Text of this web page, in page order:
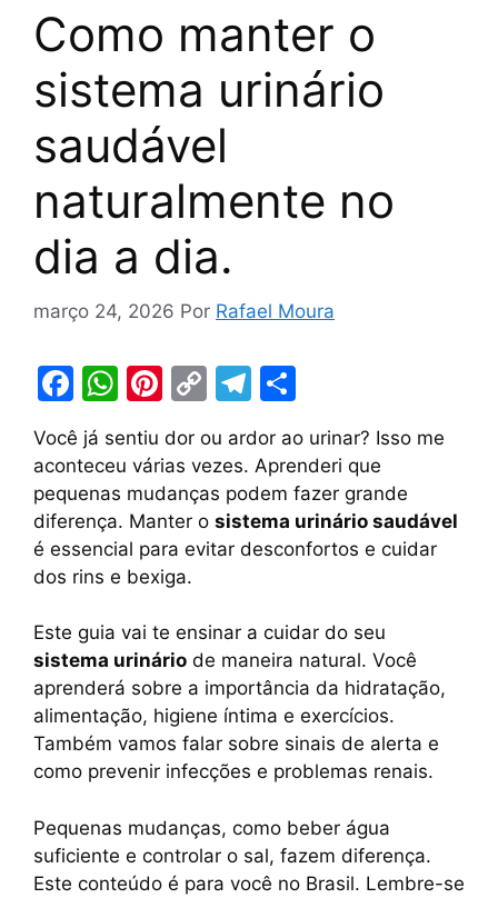
Como manter o
sistema urinário
saudável
naturalmente no
dia a dia.
março 24, 2026 Por Rafael Moura
F
a
c
e
b
o
o
k
W
at
s
A
p
p
Pi
nt
er
e
st
C
p
y
Li
n
T
el
e
gr
a
m
ar
e
Você já sentiu dor ou ardor ao urinar? Isso me
aconteceu várias vezes. Aprenderi que
pequenas mudanças podem fazer grande
diferença. Manter o sistema urinário saudável
é essencial para evitar desconfortos e cuidar
dos rins e bexiga.
Este guia vai te ensinar a cuidar do seu
sistema urinário de maneira natural. Você
aprenderá sobre a importância da hidratação,
alimentação, higiene íntima e exercícios.
Também vamos falar sobre sinais de alerta e
como prevenir infecções e problemas renais.
Pequenas mudanças, como beber água
suficiente e controlar o sal, fazem diferença.
Este conteúdo é para você no Brasil. Lembre-se